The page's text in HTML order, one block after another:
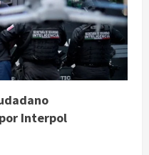
Interpol